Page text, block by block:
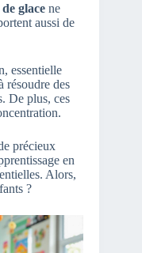
glace ne
aussi de
essentielle
résoudre des
De plus, ces
précieux
en
Alors,
?